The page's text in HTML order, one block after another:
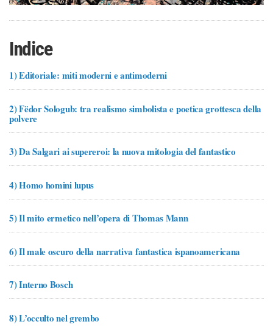
Indice
1)Editoriale: miti moderni e antimoderni
2)Fëdor Sologub: tra realismo simbolista e poetica grottesca della
polvere
3)Da Salgari ai supereroi: la nuova mitologia del fantastico
4)Homo homini lupus
5)Il mito ermetico nell’opera di Thomas Mann
6)Il male oscuro della narrativa fantastica ispanoamericana
7)Interno Bosch
8)L’occulto nel grembo